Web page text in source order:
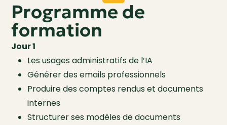
Programme de
formation
Jour 1
Les usages administratifs de l’IA
Générer des emails professionnels
Produire des comptes rendus et documents
internes
Structurer ses modèles de documents